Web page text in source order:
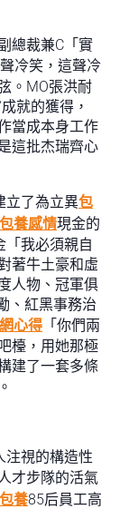
總裁兼C「實
冷笑，這聲冷
。MO張洪耐
就的獲得，
當成本身工作
這批杰瑞齊心
立了為立異包
包養感情現金的
「我必須親自
著牛土豪和虛
人物、冠軍俱
、紅黑事務治
心得 「你們兩
檯，用她那極
建了一套多條
注視的構造性
才步隊的活氣
包養85后員工高